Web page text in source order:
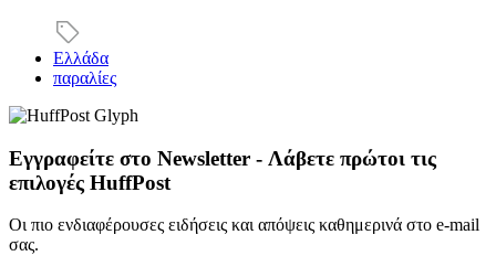
Ελλάδα
παραλίες
Εγγραφείτε στο Newsletter - Λάβετε πρώτοι τις
επιλογές HuffPost
Οι πιο ενδιαφέρουσες ειδήσεις και απόψεις καθημερινά στο e-mail
σας.